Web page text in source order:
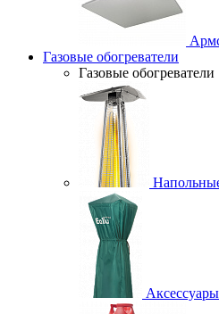
Газовые обогреватели
Газовые обогреватели
Аксессуары